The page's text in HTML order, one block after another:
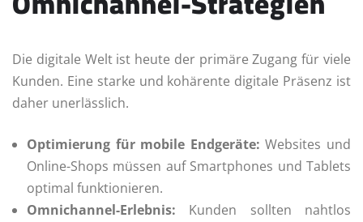
Die digitale Welt ist heute der primäre Zugang für viele
Kunden. Eine starke und kohärente digitale Präsenz ist
daher unerlässlich.
Optimierung für mobile Endgeräte: Websites und
Online-Shops müssen auf Smartphones und Tablets
optimal funktionieren.
Omnichannel-Erlebnis: Kunden sollten nahtlos